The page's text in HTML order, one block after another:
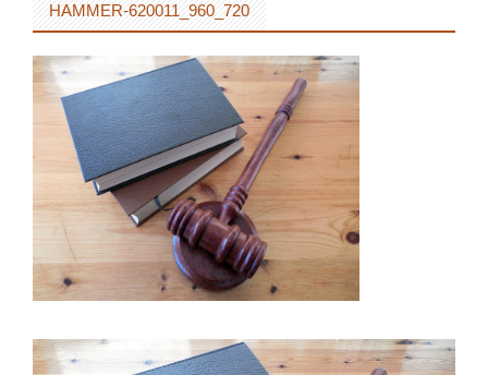
HAMMER-620011_960_720